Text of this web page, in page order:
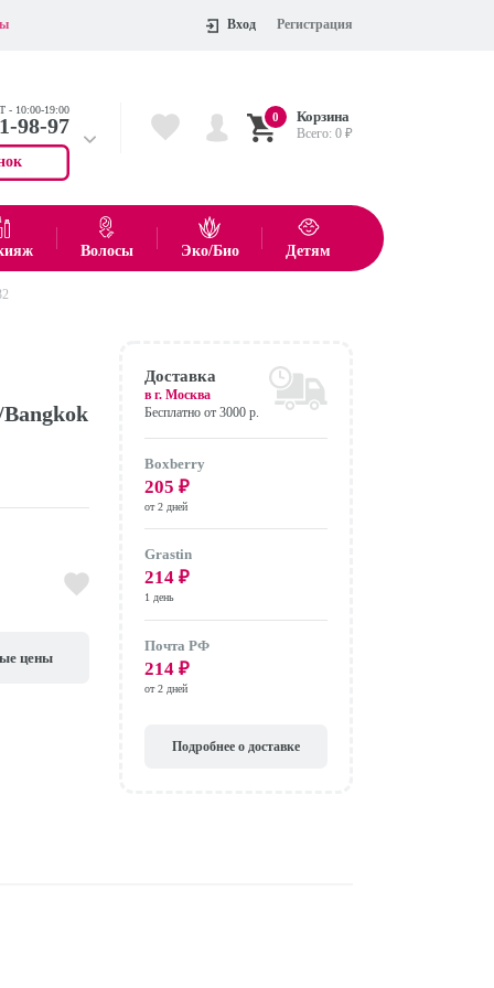
Вход Регистрация
- 10:00-19:00
98-97
55-75
0 Корзина
Всего:0 ₽
показать все товары
Волосы Эко/Био Детям
цены
Доставка
в г.Москва
Бесплатно от 3000 р.
Boxberry
205 ₽
от 2 дней
Grastin
214 ₽
1 день
Почта РФ
214 ₽
от 2 дней
Подробнее о доставке